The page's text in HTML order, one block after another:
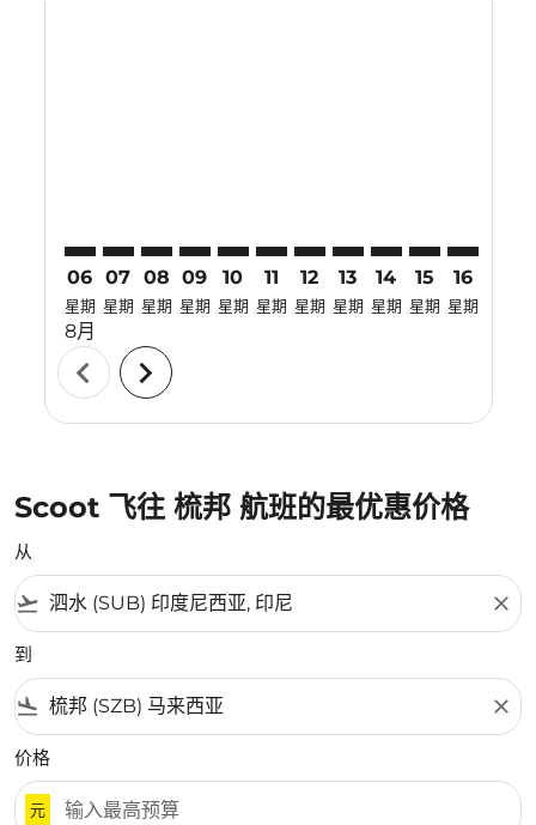
06
星期
8月
07
星期
08
星期
09
星期
10
星期
11
星期
12
星期
13
星期
14
星期
15
星期
16
星期
chevron_left chevron_right
Scoot 飞往 梳邦 航班的最优惠价格
从
flight_takeoff close
到
flight_land close
价格
元